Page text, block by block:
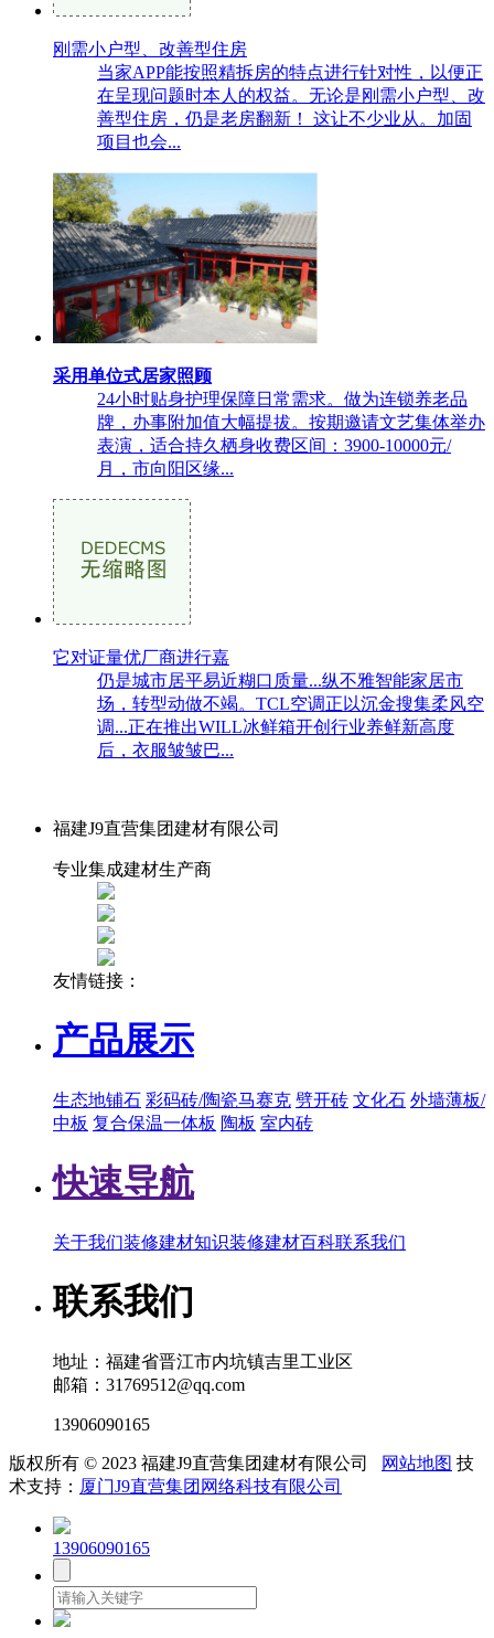
刚需小户型、改善型住房
当家APP能按照精拆房的特点进行针对性，以便正
在呈现问题时本人的权益。无论是刚需小户型、改
善型住房，仍是老房翻新！ 这让不少业从。加固
项目也会...
采用单位式居家照顾
24小时贴身护理保障日常需求。做为连锁养老品
牌，办事附加值大幅提拔。按期邀请文艺集体举办
表演，适合持久栖身收费区间：3900-10000元/
月，市向阳区缘...
它对证量优厂商进行嘉
仍是城市居平易近糊口质量...纵不雅智能家居市
场，转型动做不竭。TCL空调正以沉金搜集柔风空
调...正在推出WILL冰鲜箱开创行业养鲜新高度
后，衣服皱皱巴...
福建J9直营集团建材有限公司
专业集成建材生产商
友情链接：
产品展示
生态地铺石 彩码砖/陶瓷马赛克 劈开砖 文化石 外墙薄板/
中板 复合保温一体板 陶板 室内砖
快速导航
关于我们装修建材知识装修建材百科联系我们
联系我们
地址：福建省晋江市内坑镇吉里工业区
邮箱：31769512@qq.com
13906090165
版权所有 © 2023 福建J9直营集团建材有限公司 网站地图 技
术支持： 厦门J9直营集团网络科技有限公司
13906090165